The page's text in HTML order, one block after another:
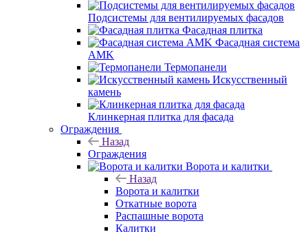
Подсистемы для вентилируемых фасадов
Фасадная плитка
Фасадная система
AMK
Термопанели
Искусственный
камень
Клинкерная плитка для фасада
Ограждения
Назад
Ограждения
Ворота и калитки
Назад
Ворота и калитки
Откатные ворота
Распашные ворота
Калитки